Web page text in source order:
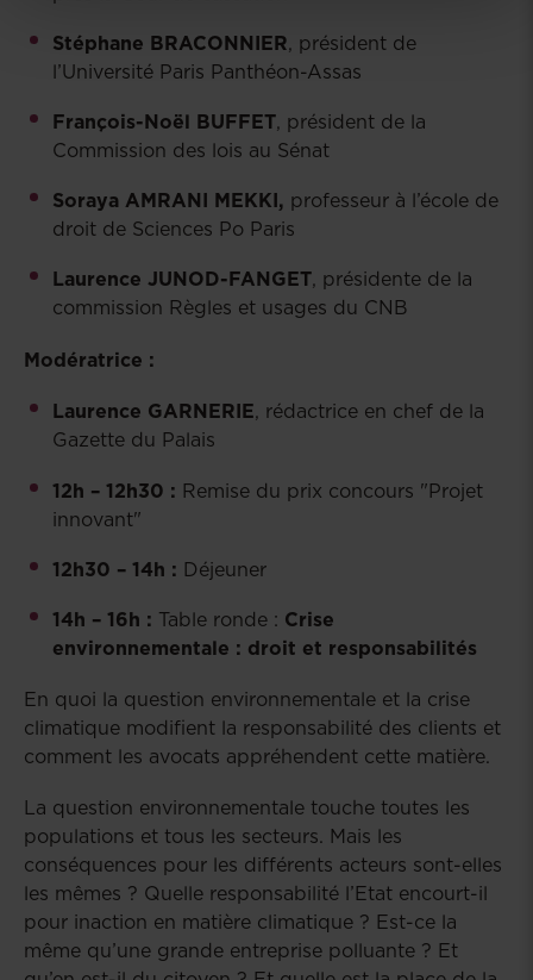
Stéphane BRACONNIER, président de
l’Université Paris Panthéon-Assas
François-Noël BUFFET, président de la
Commission des lois au Sénat
Soraya AMRANI MEKKI, professeur à l’école de
droit de Sciences Po Paris
Laurence JUNOD-FANGET, présidente de la
commission Règles et usages du CNB
Modératrice :
Laurence GARNERIE, rédactrice en chef de la
Gazette du Palais
12h – 12h30 : Remise du prix concours "Projet
innovant"
12h30 – 14h : Déjeuner
14h – 16h : Table ronde : Crise
environnementale : droit et responsabilités
En quoi la question environnementale et la crise
climatique modifient la responsabilité des clients et
comment les avocats appréhendent cette matière.
La question environnementale touche toutes les
populations et tous les secteurs. Mais les
conséquences pour les différents acteurs sont-elles
les mêmes ? Quelle responsabilité l’Etat encourt-il
pour inaction en matière climatique ? Est-ce la
même qu’une grande entreprise polluante ? Et